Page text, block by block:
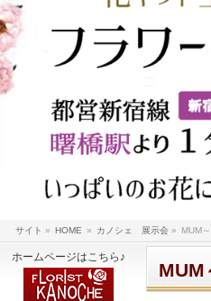
サイト » HOME » カノシェ 展示会» MUM
MUM
ホームページはこちら♪